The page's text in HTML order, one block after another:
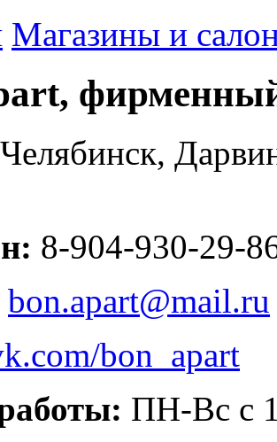
Магазины и
Челябинск,
8-904-930-29-
bon.apart@mail.ru
bon_apart
ПН-Вс с